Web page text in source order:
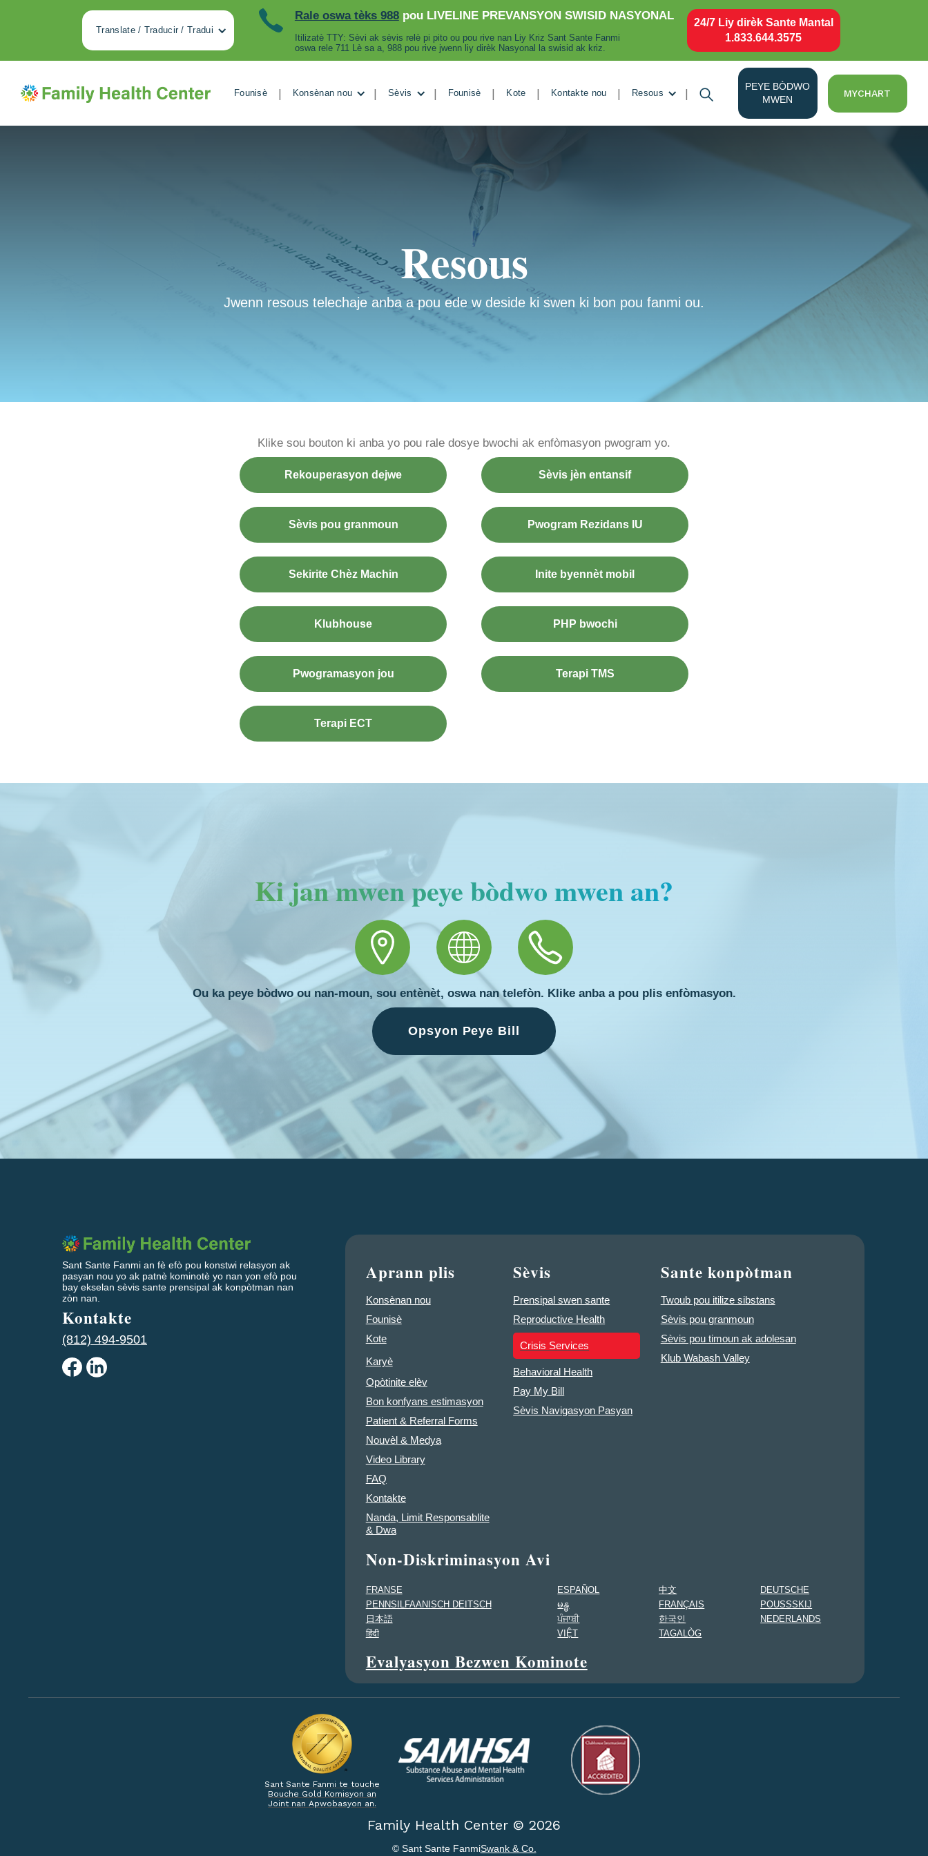
Translate / Traducir / Tradui
Rale oswa tèks 988pou LIVELINE PREVANSYON SWISID NASYONAL
Itilizatè TTY: Sèvi ak sèvis relè pi pito ou pou rive nan Liy Kriz Sant Sante Fanmi
oswa rele 711 Lè sa a, 988 pou rive jwenn liy dirèk Nasyonal la swisid ak kriz.
24/7 Liy dirèk Sante Mantal
1.833.644.3575
Founisè | Konsènan nou | Sèvis | Founisè | Kote | Kontakte nou | Resous |
PEYE BÒDWO
MWEN
MYCHART
Resous
Jwenn resous telechaje anba a pou ede w deside ki swen ki bon pou fanmi ou.
Klike sou bouton ki anba yo pou rale dosye bwochi ak enfòmasyon pwogram yo.
Rekouperasyon dejwe
Sèvis pou granmoun
Sekirite Chèz Machin
Klubhouse
Pwogramasyon jou
Terapi ECT
Sèvis jèn entansif
Pwogram Rezidans IU
Inite byennèt mobil
PHP bwochi
Terapi TMS
Ki jan mwen peye bòdwo mwen an?
Ou ka peye bòdwo ou nan-moun, sou entènèt, oswa nan telefòn. Klike anba a pou plis enfòmasyon.
Opsyon Peye Bill
Sant Sante Fanmi an fè efò pou konstwi relasyon ak
pasyan nou yo ak patnè kominotè yo nan yon efò pou
bay ekselan sèvis sante prensipal ak konpòtman nan
zòn nan.
Kontakte
(812) 494-9501
Aprann plis
Konsènan nou
Founisè
Kote
Karyè
Opòtinite elèv
Bon konfyans estimasyon
Patient & Referral Forms
Nouvèl & Medya
Video Library
FAQ
Kontakte
Nanda, Limit Responsablite
& Dwa
Sèvis
Prensipal swen sante
Reproductive Health
Crisis Services
Behavioral Health
Pay My Bill
Sèvis Navigasyon Pasyan
Sante konpòtman
Twoub pou itilize sibstans
Sèvis pou granmoun
Sèvis pou timoun ak adolesan
Klub Wabash Valley
Non-Diskriminasyon Avi
FRANSE ESPAÑOL 中文
DEUTSCHE
PENNSILFAANISCH DEITSCH
မန္မ FRANÇAIS
POUSSSKIJ
日本語
ਪੰਜਾਬੀ 한국인
NEDERLANDS
हिंदी
VIỆT TAGALÒG
Evalyasyon Bezwen Kominote
Sant Sante Fanmi te touche
Bouche Gold Komisyon an
Joint nan Apwobasyon an.
Family Health Center © 2026
© Sant Sante FanmiSwank & Co.